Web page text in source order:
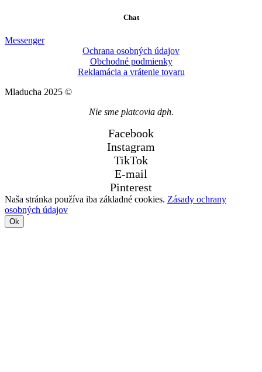
Chat
Messenger
Ochrana osobných údajov
Obchodné podmienky
Reklamácia a vrátenie tovaru
Mladucha 2025 ©
Nie sme platcovia dph.
Facebook
Instagram
TikTok
E-mail
Pinterest
Naša stránka používa iba základné cookies. Zásady ochrany
osobných údajov
Ok